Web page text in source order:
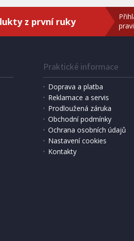
IHNED K
6 490 Kč
SOLÁRNÍ SPRCHA
Hawaj 38 l, černá (vč.
DOPRAVA ZDARMA
z první ruky
Praktické informace
Doprava a platba
Reklamace a servis
Prodloužená záruka
Obchodní podmínky
Ochrana osobních údajů
Nastavení cookies
Kontakty